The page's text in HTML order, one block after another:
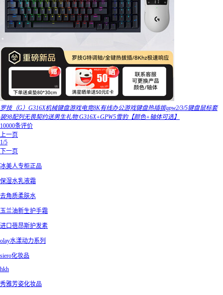
罗技（G）G316X机械键盘游戏电竞8K有线办公游戏键盘热插拔gpw2/3/5键盘鼠标套
装98配列无畏契约送男生礼物 G316X+GPW5雪豹【颜色+轴体可选】
10000条评价
上一页
1/5
下一页
冰美人专柜正品
保湿水乳液霜
去角质柔肤水
玉兰油新生护手霜
进口蓓昂斯护发素
olay水漾动力系列
siero化妆品
hkh
秀雅芳姿化妆品